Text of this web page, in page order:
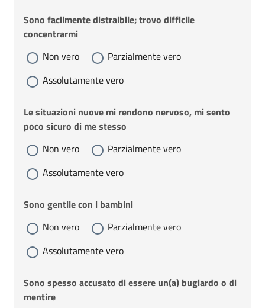
Sono facilmente distraibile; trovo difficile
concentrarmi
Non vero
Parzialmente vero
Assolutamente vero
Le situazioni nuove mi rendono nervoso, mi sento
poco sicuro di me stesso
Non vero
Parzialmente vero
Assolutamente vero
Sono gentile con i bambini
Non vero
Parzialmente vero
Assolutamente vero
Sono spesso accusato di essere un(a) bugiardo o di
mentire